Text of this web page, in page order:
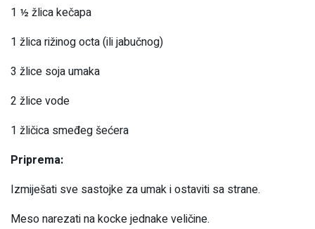
1 ½ žlica kečapa
1 žlica rižinog octa (ili jabučnog)
3 žlice soja umaka
2 žlice vode
1 žličica smeđeg šećera
Priprema:
Izmiješati sve sastojke za umak i ostaviti sa strane.
Meso narezati na kocke jednake veličine.